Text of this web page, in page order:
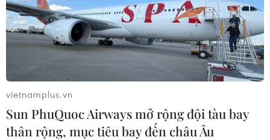
cho năm 2022 và giai đoạn tiếp theo nhằm định hình
hướng đi, chiến lược chống dịch quốc gia.
vietnamplus.vn
Sun PhuQuoc Airways mở rộng đội tàu bay
thân rộng, mục tiêu bay đến châu Âu